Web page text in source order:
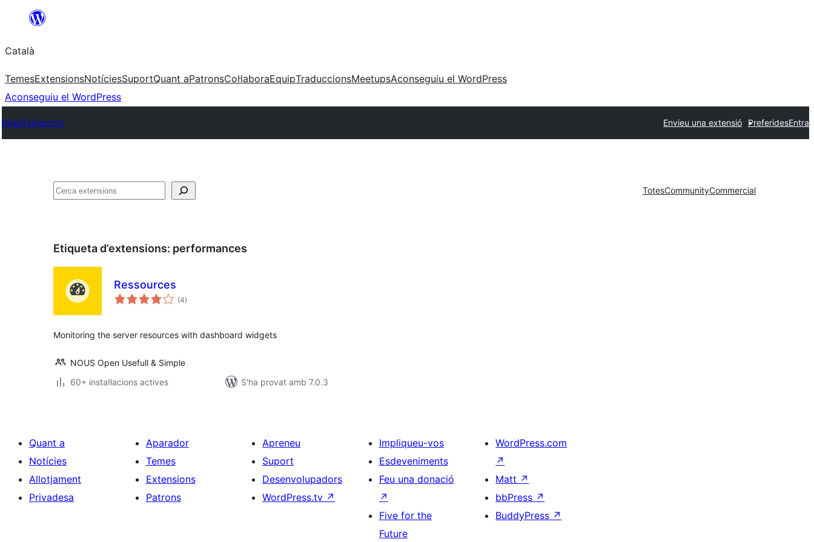
contingut
Català
TemesExtensionsNotíciesSuportQuant aPatronsCol·laboraEquipTraduccionsMeetupsAconseguiu el WordPress
Aconseguiu el WordPress
Plugin Directory Envieu una extensió PreferidesEntra
Cerca TotesCommunityCommercial
Etiqueta d’extensions: performances
Ressources
(4puntuacions
totals
)
Monitoring the server resources with dashboard widgets
NOUS Open Usefull & Simple
60+ instal·lacions actives
S'ha provat amb 7.0.3
Quant a
Notícies
Allotjament
Privadesa
Aparador
Temes
Extensions
Patrons
Apreneu
Suport
Desenvolupadors
WordPress.tv ↗
Impliqueu-vos
Esdeveniments
Feu una donació
↗
Five for the
Future
WordPress.com
↗
Matt ↗
bbPress ↗
BuddyPress ↗